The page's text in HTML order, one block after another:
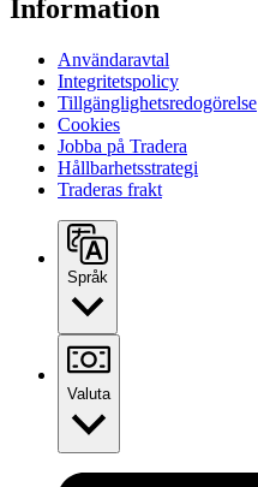
Information
Användaravtal
Integritetspolicy
Tillgänglighetsredogörelse
Cookies
Jobba på Tradera
Hållbarhetsstrategi
Traderas frakt
Språk
Valuta